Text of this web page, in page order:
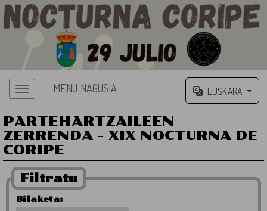
MENU NAGUSIA EUSKARA
PARTEHARTZAILEEN
ZERRENDA - XIX NOCTURNA DE
CORIPE
Filtratu
Bilaketa: